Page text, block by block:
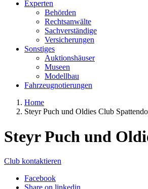
Experten
Behörden
Rechtsanwälte
Sachverständige
Versicherungen
Sonstiges
Auktionshäuser
Museen
Modellbau
Fahrzeugnotierungen
Home
Steyr Puch und Oldies Club
Steyr Puch und
Club kontaktieren
Facebook